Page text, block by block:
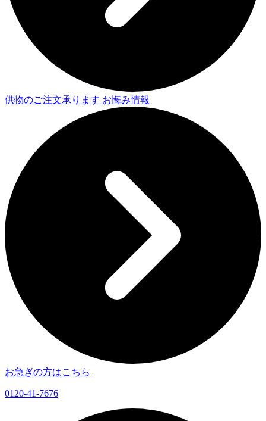
供物のご注文承ります お悔み情報
お急ぎの方はこちら
0120-41-7676